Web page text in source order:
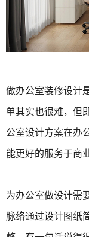
做办公室装修设计
单其实也很难，但
公室设计方案在办
能更好的服务于商
为办公室做设计需
脉络通过设计图纸